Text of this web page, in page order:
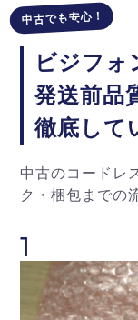
中古でも安心！
ビジフォ
発送前品
徹底して
中古のコードレ
ク・梱包までの
1